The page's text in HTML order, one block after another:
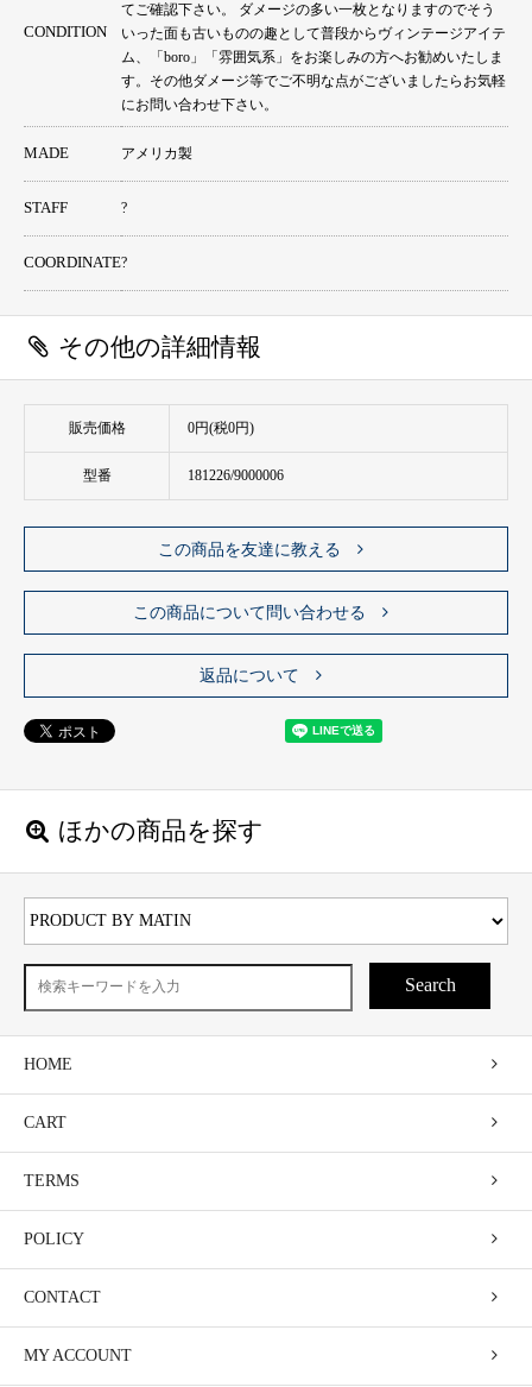
CONDITION
てご確認下さい。 ダメージの多い一枚となりますのでそう
いった面も古いものの趣として普段からヴィンテージアイテ
ム、「boro」「雰囲気系」をお楽しみの方へお勧めいたしま
す。その他ダメージ等でご不明な点がございましたらお気軽
にお問い合わせ下さい。
MADE アメリカ製
STAFF ?
COORDINATE?
その他の詳細情報
販売価格 0円(税0円)
型番 181226/9000006
この商品を友達に教える
この商品について問い合わせる
返品について
ほかの商品を探す
Search
HOME
CART
TERMS
POLICY
CONTACT
MY ACCOUNT